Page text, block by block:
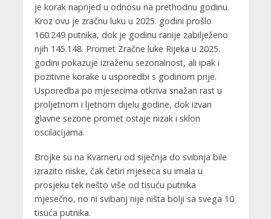
je korak naprijed u odnosu na prethodnu godinu.
Kroz ovu je zračnu luku u 2025. godini prošlo
160.249 putnika, dok je godinu ranije zabilježeno
njih 145.148. Promet Zračne luke Rijeka u 2025.
godini pokazuje izraženu sezonalnost, ali ipak i
pozitivne korake u usporedbi s godinom prije.
Usporedba po mjesecima otkriva snažan rast u
proljetnom i ljetnom dijelu godine, dok izvan
glavne sezone promet ostaje nizak i sklon
oscilacijama.
Brojke su na Kvarneru od siječnja do svibnja bile
izrazito niske, čak četiri mjeseca su imala u
prosjeku tek nešto više od tisuću putnika
mjesečno, no ni svibanj nije ništa bolji sa svega 10
tisuća putnika.